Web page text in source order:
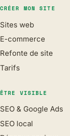
CRÉER MON SITE
Sites web
E-commerce
Refonte de site
Tarifs
ÊTRE VISIBLE
SEO & Google Ads
SEO local